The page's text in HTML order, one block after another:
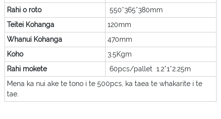
Rahi o roto
550*365*380mm
Teitei Kohanga
120mm
Whanui Kohanga
470mm
Koho
3.5Kgm
Rahi mokete
60pcs/pallet 1.2*1*2.25m
Mena ka nui ake te tono i te 500pcs, ka taea te whakarite i te
tae.